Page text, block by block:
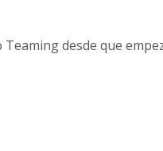
desde que